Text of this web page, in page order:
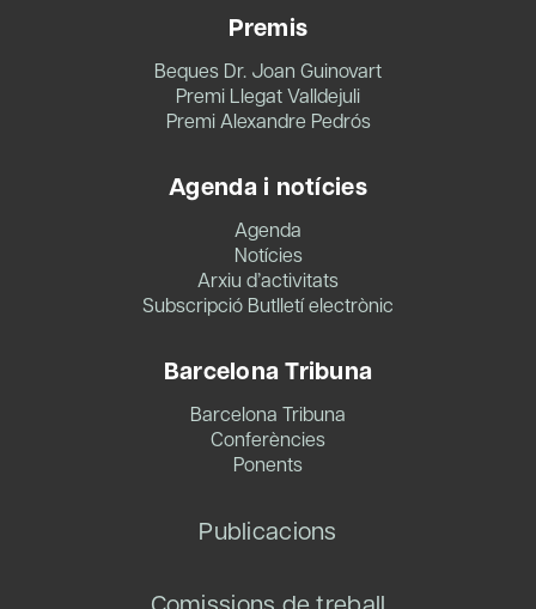
Premis
Beques Dr. Joan Guinovart
Premi Llegat Valldejuli
Premi Alexandre Pedrós
Agenda i notícies
Agenda
Notícies
Arxiu d’activitats
Subscripció Butlletí electrònic
Barcelona Tribuna
Barcelona Tribuna
Conferències
Ponents
Publicacions
Comissions de treball